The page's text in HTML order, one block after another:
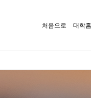
처음으로 대학